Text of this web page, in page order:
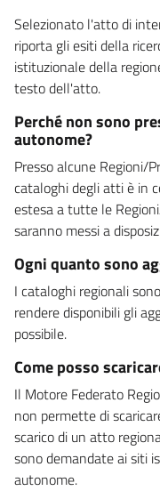
Selezionato l'atto di
riporta gli esiti della
istituzionale della
testo dell'atto.
Perché non sono
autonome?
Presso alcune Regioni/
cataloghi degli atti è in
estesa a tutte le
saranno messi a
Ogni quanto sono
I cataloghi regionali
rendere disponibili gli
possibile.
Come posso
Il Motore Federato
non permette di
scarico di un atto
sono demandate ai siti
autonome.